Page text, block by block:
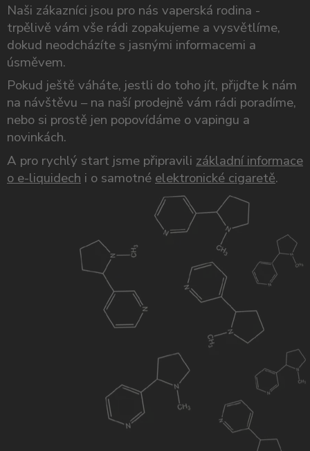
Naši zákazníci jsou pro nás vaperská rodina -
trpělivě vám vše rádi zopakujeme a vysvětlíme,
dokud neodcházíte s jasnými informacemi a
úsměvem.
Pokud ještě váháte, jestli do toho jít, přijďte k nám
na návštěvu – na naší prodejně vám rádi poradíme,
nebo si prostě jen popovídáme o vapingu a
novinkách.
A pro rychlý start jsme připravili základní informace
o e-liquidech i o samotné elektronické cigaretě.